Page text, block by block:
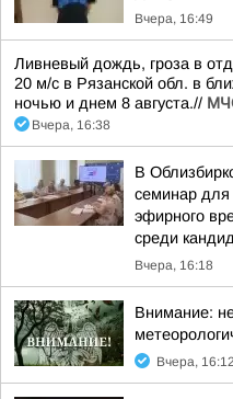
Вчера, 16:49
Ливневый дождь, гроза в
20 м/с в Рязанской обл. в
ночью и днем 8 августа.//
Вчера, 16:38
В
семинар
эфирного
среди
Вчера, 16:18
Внимание:
Вчера, 16:12